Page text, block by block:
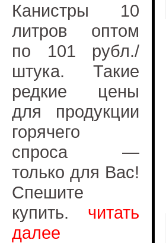
Канистры 10
литров оптом
по 101 рубл./
штука. Такие
редкие цены
для продукции
горячего
спроса —
только для Вас!
Спешите
купить. читать
далее